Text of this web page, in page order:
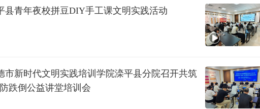
县青年夜校拼豆DIY手工课文明实践活动
市新时代文明实践培训学院滦平县分院召开共筑
跌倒公益讲堂培训会